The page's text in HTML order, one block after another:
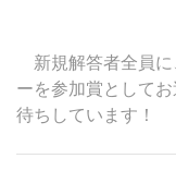
新規解答者全員に
ーを参加賞として
待ちしています！